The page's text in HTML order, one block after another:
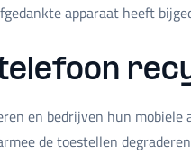
apparaat heeft
en bedrijven hun
de toestellen